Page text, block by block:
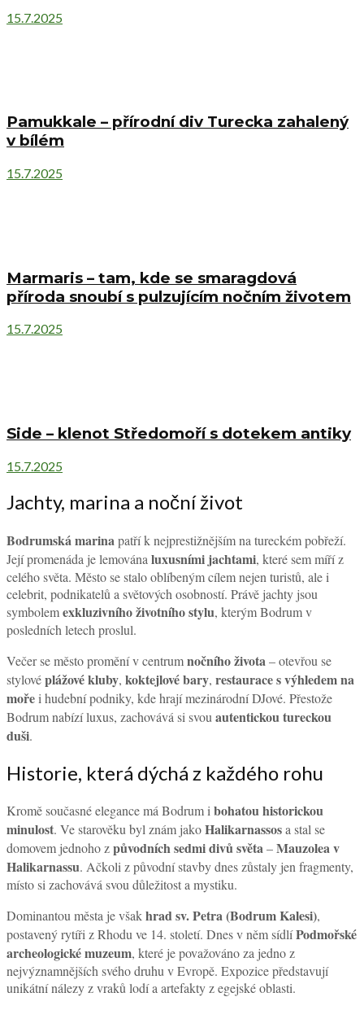
15.7.2025
Pamukkale – přírodní div Turecka zahalený
v bílém
15.7.2025
Marmaris – tam, kde se smaragdová
příroda snoubí s pulzujícím nočním životem
15.7.2025
Side – klenot Středomoří s dotekem antiky
15.7.2025
Jachty, marina a noční život
Bodrumská marinapatří k nejprestižnějším na tureckém pobřeží.
Její promenáda je lemována luxusními jachtami, které sem míří z
celého světa. Město se stalo oblíbeným cílem nejen turistů, ale i
celebrit, podnikatelů a světových osobností. Právě jachty jsou
symbolemexkluzivního životního stylu, kterým Bodrum v
posledních letech proslul.
Večer se město promění v centrumnočního života– otevřou se
stylovéplážové kluby, koktejlové bary, restaurace s výhledem na
mořei hudební podniky, kde hrají mezinárodní DJové. Přestože
Bodrum nabízí luxus, zachovává si svou autentickou tureckou
duši.
Historie, která dýchá z každého rohu
Kromě současné elegance má Bodrum i bohatou historickou
minulost. Ve starověku byl znám jakoHalikarnassosa stal se
domovem jednoho způvodních sedmi divů světa –Mauzolea v
Halikarnassu. Ačkoli z původní stavby dnes zůstaly jen fragmenty,
místo si zachovává svou důležitost a mystiku.
Dominantou města je všakhrad sv. Petra (Bodrum Kalesi),
postavený rytíři z Rhodu ve 14. století. Dnes v něm sídlíPodmořské
archeologické muzeum, které je považováno za jedno z
nejvýznamnějších svého druhu v Evropě. Expozice představují
unikátní nálezy z vraků lodí a artefakty z egejské oblasti.